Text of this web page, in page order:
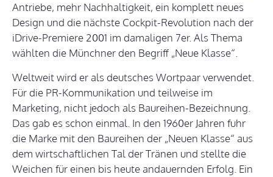
Antriebe, mehr Nachhaltigkeit, ein komplett neues
Design und die nächste Cockpit-Revolution nach der
iDrive-Premiere 2001 im damaligen 7er. Als Thema
wählten die Münchner den Begriff „Neue Klasse“.
Weltweit wird er als deutsches Wortpaar verwendet.
Für die PR-Kommunikation und teilweise im
Marketing, nicht jedoch als Baureihen-Bezeichnung.
Das gab es schon einmal. In den 1960er Jahren fuhr
die Marke mit den Baureihen der „Neuen Klasse“ aus
dem wirtschaftlichen Tal der Tränen und stellte die
Weichen für einen bis heute andauernden Erfolg. Ein